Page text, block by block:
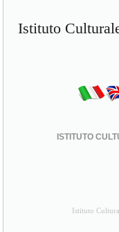
Istituto
ISTITUTO
Istituto